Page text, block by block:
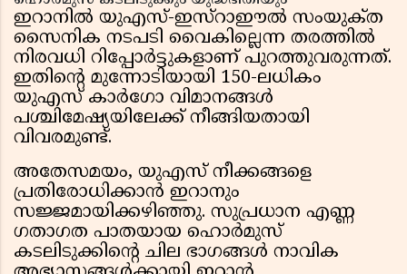
ഇറാനിൽ യുഎസ്-ഇസ്റാഈൽ സംയുക്‌ത
സൈനിക നടപടി വൈകില്ലെന്ന തരത്തിൽ
നിരവധി റിപ്പോർട്ടുകളാണ് പുറത്തുവരുന്നത്.
ഇതിന്റെ മുന്നോടിയായി 150-ലധികം
യുഎസ് കാർഗോ വിമാനങ്ങൾ
പശ്ചിമേഷ്യയിലേക്ക് നീങ്ങിയതായി
വിവരമുണ്ട്.
അതേസമയം, യുഎസ് നീക്കങ്ങളെ
പ്രതിരോധിക്കാൻ ഇറാനും
സജ്ജമായിക്കഴിഞ്ഞു. സുപ്രധാന എണ്ണ
ഗതാഗത പാതയായ ഹൊർമുസ്
കടലിടുക്കിന്റെ ചില ഭാഗങ്ങൾ നാവിക